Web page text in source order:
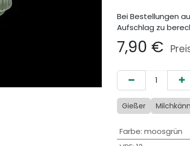
Bei Bestellungen
Aufschlag zu
7,90 €
Gießer
Farbe: moosgrün